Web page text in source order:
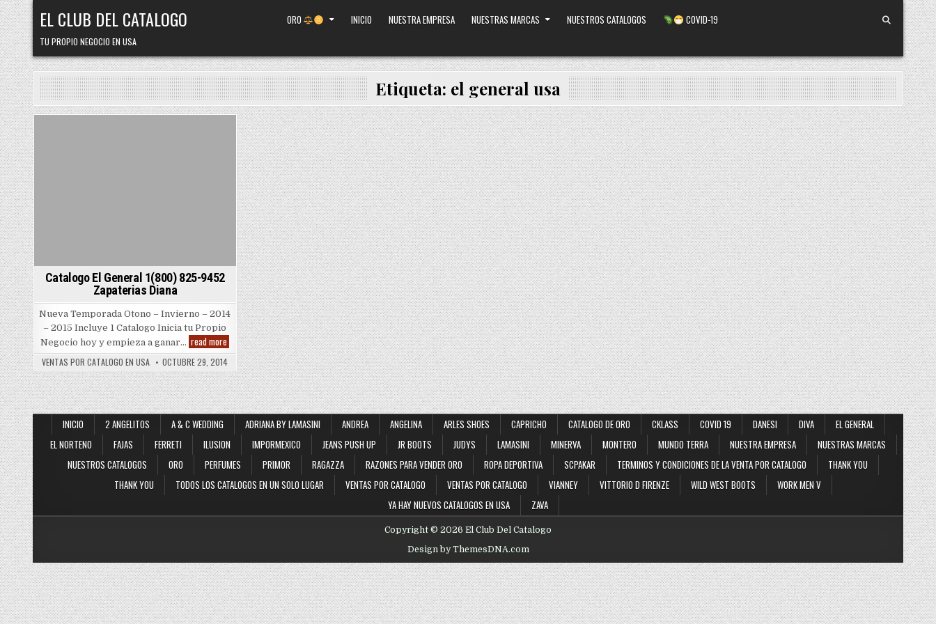
Skip
to
content
EL CLUB DEL CATALOGO
TU PROPIO NEGOCIO EN USA
ORO INICIO NUESTRA EMPRESA NUESTRAS MARCAS NUESTROS CATALOGOS COVID-19
Etiqueta: el general usa
Catalogo El General 1(800) 825-9452
Zapaterias Diana
Nueva Temporada Otono – Invierno – 2014
– 2015 Incluye 1 Catalogo Inicia tu Propio
Negocio hoy y empieza a ganar… read more Catalogo
El
General
1(800)
825-
9452
Zapaterias
Diana
VENTAS POR CATALOGO EN USA OCTUBRE 29, 2014
INICIO 2 ANGELITOS A & C WEDDING ADRIANA BY LAMASINI ANDREA ANGELINA ARLES SHOES CAPRICHO CATALOGO DE ORO CKLASS COVID 19 DANESI DIVA
EL GENERAL
EL NORTENO
FAJAS FERRETI ILUSION IMPORMEXICO JEANS PUSH UP JR BOOTS JUDYS LAMASINI MINERVA MONTERO MUNDO TERRA NUESTRA EMPRESA
NUESTRAS MARCAS
NUESTROS CATALOGOS
ORO PERFUMES PRIMOR RAGAZZA RAZONES PARA VENDER ORO ROPA DEPORTIVA SCPAKAR TERMINOS Y CONDICIONES DE LA VENTA POR CATALOGO
THANK YOU
THANK YOU
TODOS LOS CATALOGOS EN UN SOLO LUGAR VENTAS POR CATALOGO VENTAS POR CATALOGO VIANNEY VITTORIO D FIRENZE WILD WEST BOOTS
WORK MEN V
YA HAY NUEVOS CATALOGOS EN USA
ZAVA
Copyright © 2026 El Club Del Catalogo
Design by ThemesDNA.com